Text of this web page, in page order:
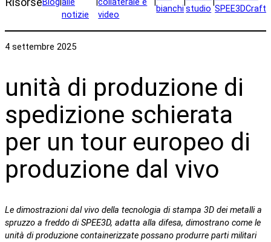
Blog alle
notizie
|collaterale e
video
|
bianchi
|
studio
|
SPEE3DCraft
4 settembre 2025
unità di produzione di
spedizione schierata
per un tour europeo di
produzione dal vivo
Le dimostrazioni dal vivo della tecnologia di stampa 3D dei metalli a
spruzzo a freddo di SPEE3D, adatta alla difesa, dimostrano come le
unità di produzione containerizzate possano produrre parti militari